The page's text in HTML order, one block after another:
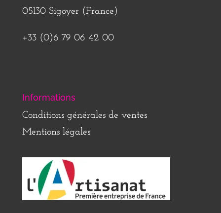
05130 Sigoyer (France)
+33 (0)6 79 06 42 00
Informations
Conditions générales de ventes
Mentions légales